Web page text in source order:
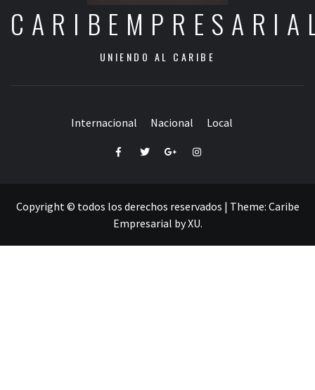
UNIENDO AL CARIBE
Internacional Nacional Local
FacebookTwitterGoogle+Instagram
Copyright © todos los derechos reservados | Theme: Caribe
Empresarial byXU.